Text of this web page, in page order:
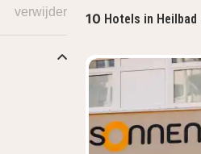
10 Hotels in
verwijder